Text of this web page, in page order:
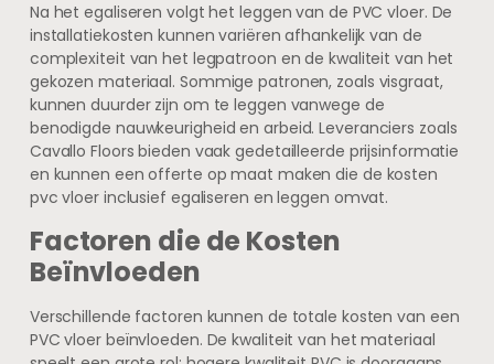
Na het egaliseren volgt het leggen van de PVC vloer. De
installatiekosten kunnen variëren afhankelijk van de
complexiteit van het legpatroon en de kwaliteit van het
gekozen materiaal. Sommige patronen, zoals visgraat,
kunnen duurder zijn om te leggen vanwege de
benodigde nauwkeurigheid en arbeid. Leveranciers zoals
Cavallo Floors bieden vaak gedetailleerde prijsinformatie
en kunnen een offerte op maat maken die de kosten
pvc vloer inclusief egaliseren en leggen omvat.
Factoren die de Kosten
Beïnvloeden
Verschillende factoren kunnen de totale kosten van een
PVC vloer beïnvloeden. De kwaliteit van het materiaal